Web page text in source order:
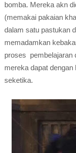
bomba. Mereka akn
(memakai pakaian
dalam satu pastukan
memadamkan
proses pembelajaran
mereka dapat
seketika.